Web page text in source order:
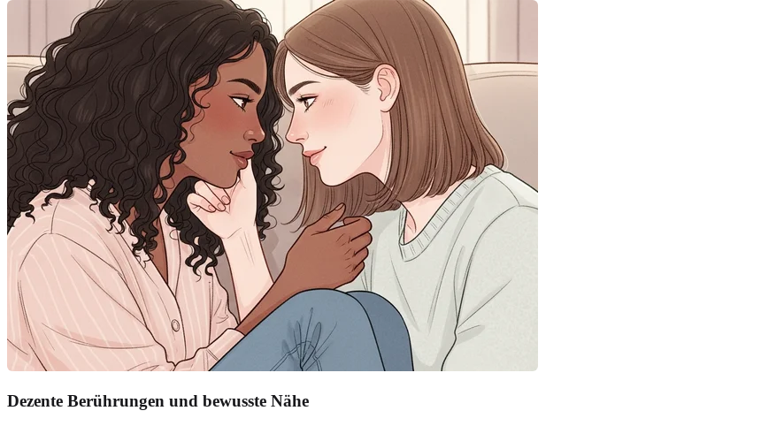
Dezente Berührungen und bewusste Nähe